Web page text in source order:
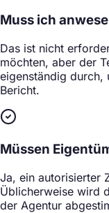
Muss ich
Das ist nicht
möchten, aber der
eigenständig durch,
Bericht.
Müssen
Ja, ein autorisierter
Üblicherweise wird
der Agentur